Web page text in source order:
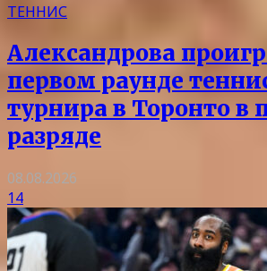
ТЕННИС
Александрова
первом раунде
турнира в Торонто в
разряде
08.08.2026
14